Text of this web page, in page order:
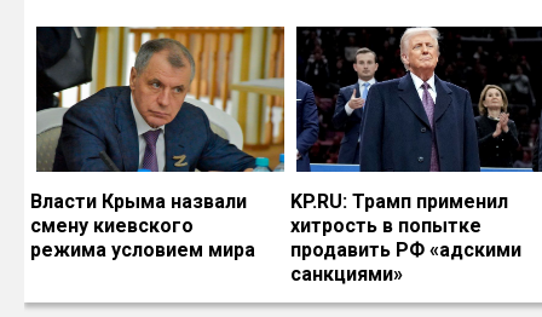
Власти Крыма назвали
смену киевского
режима условием мира
KP.RU: Трамп применил
хитрость в попытке
продавить РФ «адскими
санкциями»